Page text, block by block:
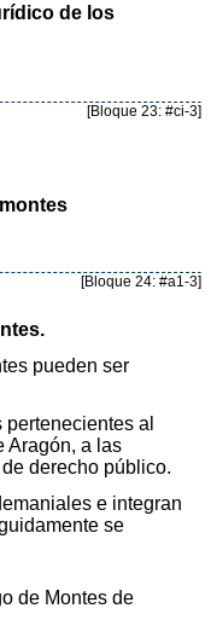
de los
[Bloque 23: #ci-3]
[Bloque 24: #a1-3]
pueden ser
al
Aragón, a las
derecho público.
e integran
se
de Montes de